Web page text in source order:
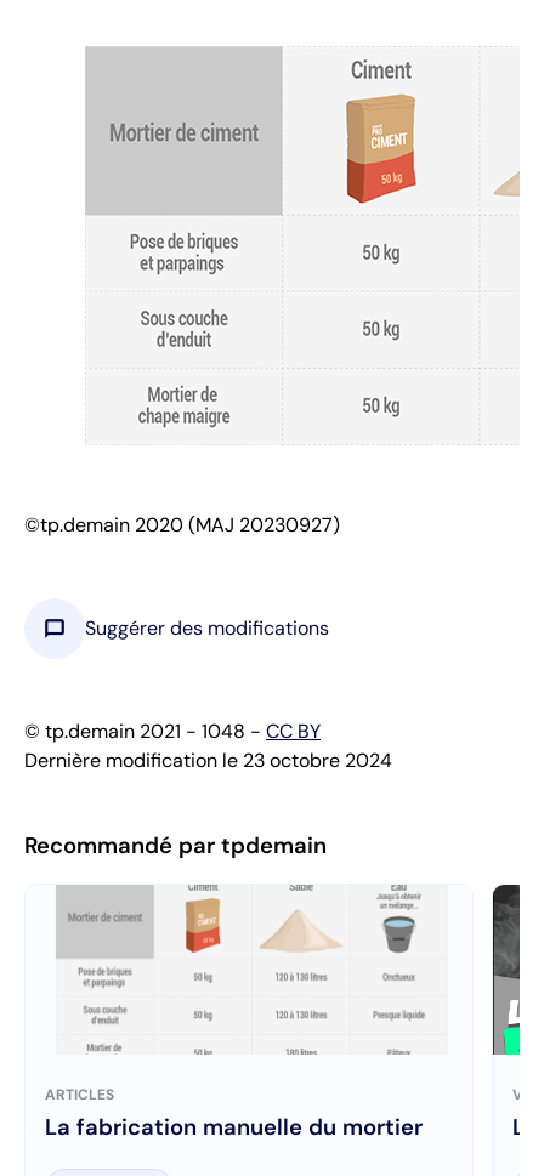
©tp.demain 2020 (MAJ 20230927)
chat_bubble Suggérer des modifications
© tp.demain 2021 - 1048 - CC BY
Dernière modification le 23 octobre 2024
Recommandé par tpdemain
ARTICLES
La fabrication manuelle du mortier